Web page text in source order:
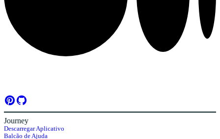
Journey
Descarregar Aplicativo
Balcão de Ajuda